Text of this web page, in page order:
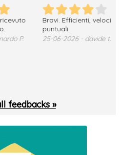
Bravi. Efficienti, veloci, precisi,
25-06-2026 - davide t.
feedbacks »